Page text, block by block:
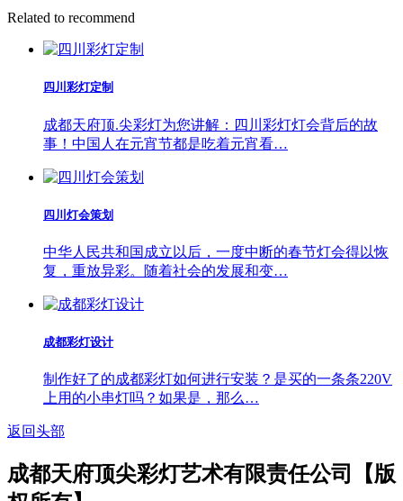
Related to recommend
四川彩灯定制
成都天府顶.尖彩灯为您讲解：四川彩灯灯会背后的故
事！中国人在元宵节都是吃着元宵看…
四川灯会策划
中华人民共和国成立以后，一度中断的春节灯会得以恢
复，重放异彩。随着社会的发展和变…
成都彩灯设计
制作好了的成都彩灯如何进行安装？是买的一条条220V
上用的小串灯吗？如果是，那么…
返回头部
成都天府顶尖彩灯艺术有限责任公司【版